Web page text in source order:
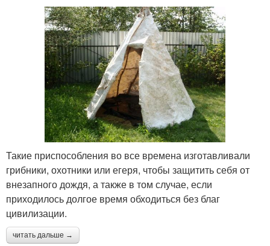
Такие приспособления во все времена изготавливали
грибники, охотники или егеря, чтобы защитить себя от
внезапного дождя, а также в том случае, если
приходилось долгое время обходиться без благ
цивилизации.
читать дальше →